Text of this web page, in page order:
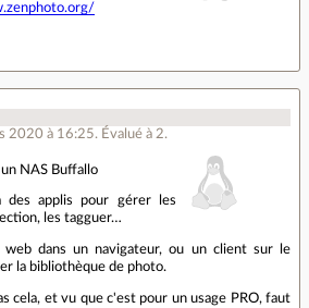
2020 à 16:25. Évalué à 2.
NAS Buffallo
applis pour gérer les
les tagguer…
dans un navigateur, ou un client sur le
la bibliothèque de photo.
cela, et vu que c'est pour un usage PRO, faut